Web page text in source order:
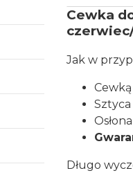
Cewka
Jak w
Cewką
Długo